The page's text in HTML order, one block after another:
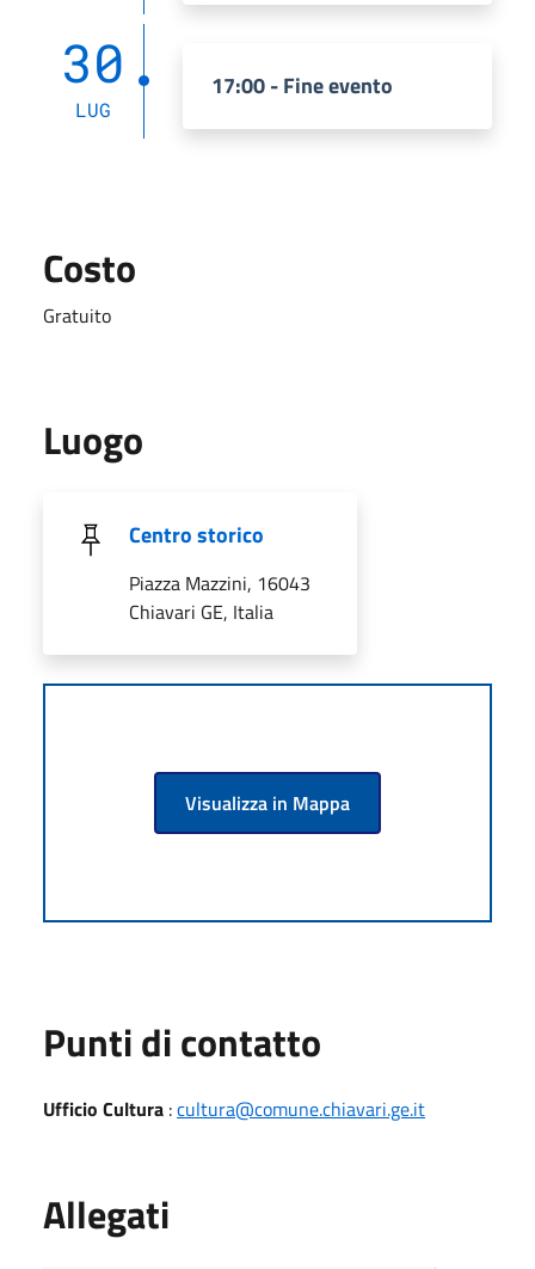
30
LUG
17:00 - Fine evento
Costo
Gratuito
Luogo
Centro storico
Piazza Mazzini, 16043
Chiavari GE, Italia
Visualizza in Mappa
Punti di contatto
Ufficio Cultura :cultura@comune.chiavari.ge.it
Allegati